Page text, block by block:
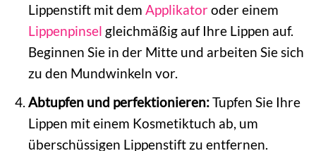
Lippenstift mit dem Applikatoroder einem
Lippenpinsel gleichmäßig auf Ihre Lippen auf.
Beginnen Sie in der Mitte und arbeiten Sie sich
zu den Mundwinkeln vor.
Abtupfen und perfektionieren:Tupfen Sie Ihre
Lippen mit einem Kosmetiktuch ab, um
überschüssigen Lippenstift zu entfernen.